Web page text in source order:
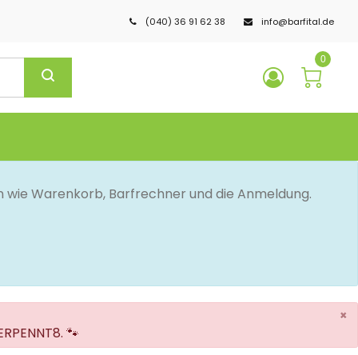
(040) 36 91 62 38 info@barfital.de
0
Warenkorb, Barfrechner und die Anmeldung.
×
🐾